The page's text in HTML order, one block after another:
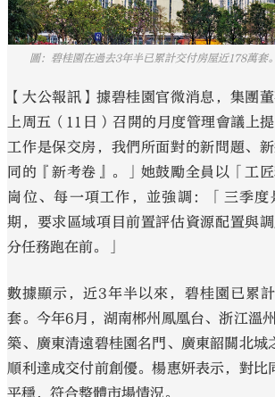
大公文匯
圖：碧桂園在過去3年半已累計交付房屋近178萬套。
【大公報訊】據碧桂園官微消息，集團
上周五（11日）召開的月度管理會議上
工作是保交房，我們所面對的新問題、
同的『新考卷』。」她鼓勵全員以「工
崗位、每一項工作，並強調：「三季
期，要求區域項目前置評估資源配置與
分任務跑在前。」
數據顯示，近3年半以來，碧桂園已累
套。今年6月，湖南郴州鳳凰台、浙江溫
築、廣東清遠碧桂園名門、廣東韶關北城
順利達成交付前創優。楊惠妍表示，對比
平穩，符合整體市場情況。